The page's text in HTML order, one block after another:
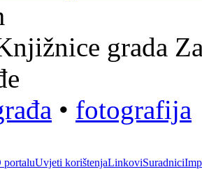
grada
• fotografija
portaluUvjeti korištenjaLinkoviSuradnici